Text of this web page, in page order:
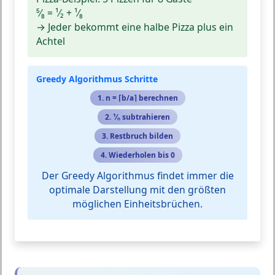
⁵⁄₈ = ¹⁄₂ + ¹⁄₈
→ Jeder bekommt eine halbe Pizza plus ein
Achtel
Greedy Algorithmus Schritte
1. n = ⌈b/a⌉ berechnen
2. ¹⁄ₙ subtrahieren
3. Restbruch bilden
4. Wiederholen bis 0
Der Greedy Algorithmus findet immer die
optimale Darstellung mit den größten
möglichen Einheitsbrüchen.